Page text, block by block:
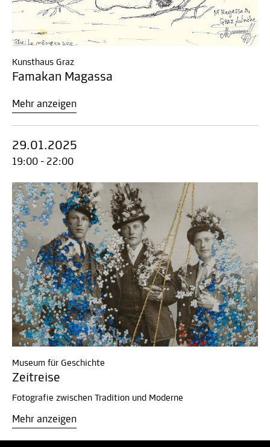
Kunsthaus Graz
Famakan Magassa
Mehr anzeigen
29.01.2025
19:00 - 22:00
Museum für Geschichte
Zeitreise
Fotografie zwischen Tradition und Moderne
Mehr anzeigen